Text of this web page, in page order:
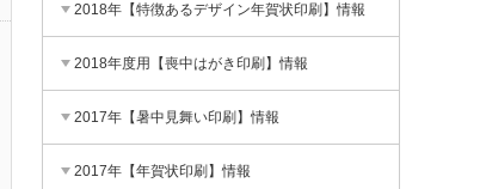
2018年【特徴あるデザイン年賀状印刷】情報
2018年度用【喪中はがき印刷】情報
2017年【暑中見舞い印刷】情報
2017年【年賀状印刷】情報